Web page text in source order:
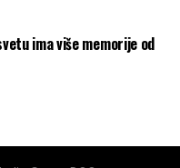
ima više memorije od